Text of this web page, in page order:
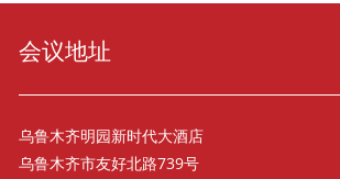
会议地址
乌鲁木齐明园新时代大酒店
乌鲁木齐市友好北路739号